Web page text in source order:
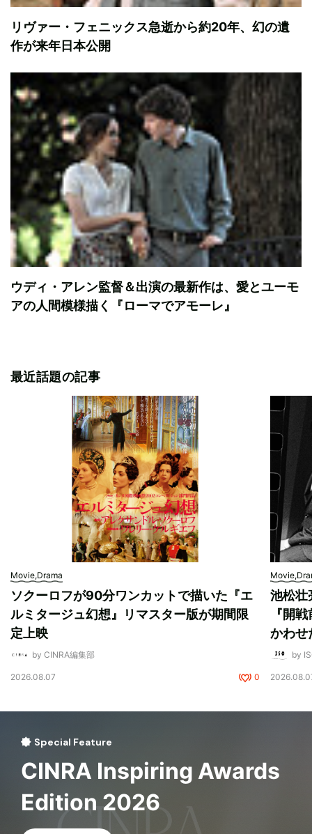
リヴァー・フェニックス急逝から約20年、幻の遺
作が来年日本公開
ウディ・アレン監督＆出演の最新作は、愛とユーモ
アの人間模様描く『ローマでアモーレ』
最近話題の記事
Movie,Drama
ソクーロフが90分ワンカットで描いた『エ
ルミタージュ幻想』リマスター版が期間限
定上映
by CINRA編集部
2026.08.07 0
池松壮
『開
かわせ
by
Special Feature
CINRA Inspiring Awards
Edition 2026